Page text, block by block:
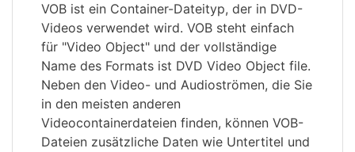
VOB ist ein Container-Dateityp, der in DVD-
Videos verwendet wird. VOB steht einfach
für "Video Object" und der vollständige
Name des Formats ist DVD Video Object file.
Neben den Video- und Audioströmen, die Sie
in den meisten anderen
Videocontainerdateien finden, können VOB-
Dateien zusätzliche Daten wie Untertitel und